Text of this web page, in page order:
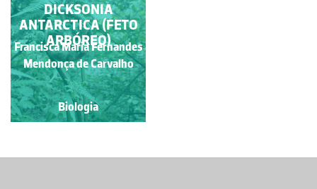
DICKSONIA
ANTARCTICA (FETO
ARBÓREO)
Francisca Maria Fernandes
Mendonça de Carvalho
Biologia